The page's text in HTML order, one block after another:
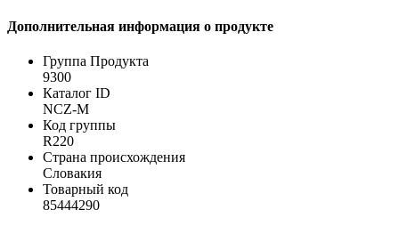
Дополнительная информация о продукте
Группа Продукта
9300
Каталог ID
NCZ-M
Код группы
R220
Страна происхождения
Словакия
Товарный код
85444290